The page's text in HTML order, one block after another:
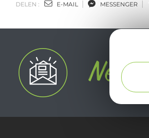
DELEN : E-MAIL MESSENGER